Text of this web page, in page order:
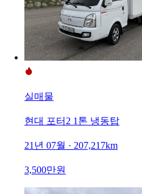
실매물
현대 포터2 1톤 냉동탑
21년 07월 · 207,217km
3,500만원